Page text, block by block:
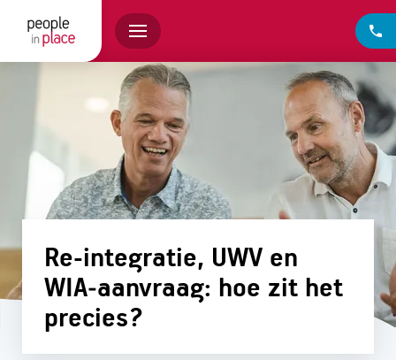
Re-integratie, UWV en
WIA‑aanvraag: hoe zit het
precies?